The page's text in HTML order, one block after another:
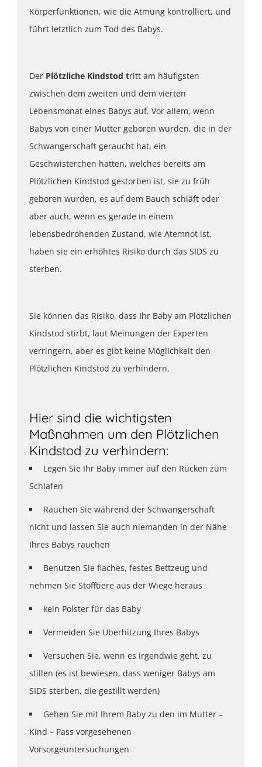
Körperfunktionen, wie die Atmung kontrolliert, und
führt letztlich zum Tod des Babys.
Der Plötzliche Kindstod tritt am häufigsten
zwischen dem zweiten und dem vierten
Lebensmonat eines Babys auf. Vor allem, wenn
Babys von einer Mutter geboren wurden, die in der
Schwangerschaft geraucht hat, ein
Geschwisterchen hatten, welches bereits am
Plötzlichen Kindstod gestorben ist, sie zu früh
geboren wurden, es auf dem Bauch schläft oder
aber auch, wenn es gerade in einem
lebensbedrohenden Zustand, wie Atemnot ist,
haben sie ein erhöhtes Risiko durch das SIDS zu
sterben.
Sie können das Risiko, dass Ihr Baby am Plötzlichen
Kindstod stirbt, laut Meinungen der Experten
verringern, aber es gibt keine Möglichkeit den
Plötzlichen Kindstod zu verhindern.
Hier sind die wichtigsten
Maßnahmen um den Plötzlichen
Kindstod zu verhindern:
Legen Sie Ihr Baby immer auf den Rücken zum
Schlafen
Rauchen Sie während der Schwangerschaft
nicht und lassen Sie auch niemanden in der Nähe
Ihres Babys rauchen
Benutzen Sie flaches, festes Bettzeug und
nehmen Sie Stofftiere aus der Wiege heraus
kein Polster für das Baby
Vermeiden Sie Überhitzung Ihres Babys
Versuchen Sie, wenn es irgendwie geht, zu
stillen (es ist bewiesen, dass weniger Babys am
SIDS sterben, die gestillt werden)
Gehen Sie mit Ihrem Baby zu den im Mutter –
Kind – Pass vorgesehenen
Vorsorgeuntersuchungen